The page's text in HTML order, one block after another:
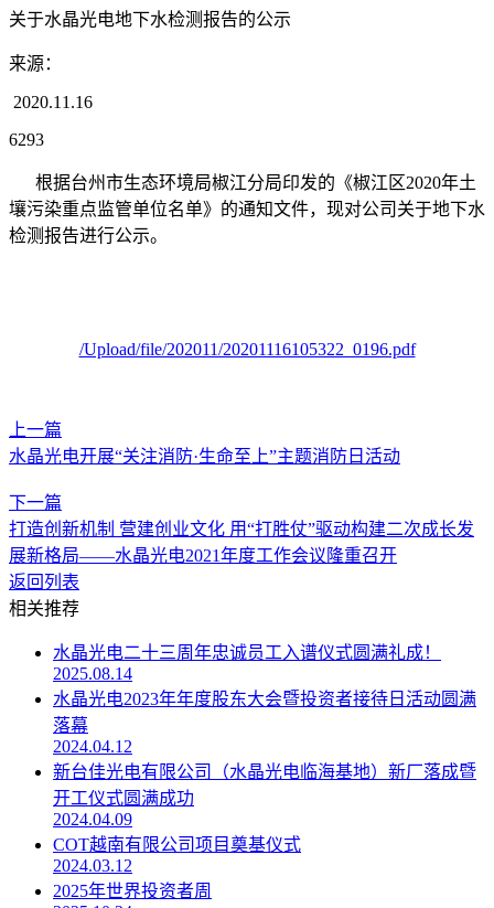
关于水晶光电地下水检测报告的公示
来源：
2020.11.16
6293
根据台州市生态环境局椒江分局印发的《椒江区2020年土
壤污染重点监管单位名单》的通知文件，现对公司关于地下水
检测报告进行公示。
/Upload/file/202011/20201116105322_0196.pdf
上一篇
水晶光电开展“关注消防·生命至上”主题消防日活动
下一篇
打造创新机制 营建创业文化 用“打胜仗”驱动构建二次成长发
展新格局——水晶光电2021年度工作会议隆重召开
返回列表
相关推荐
水晶光电二十三周年忠诚员工入谱仪式圆满礼成！
2025.08.14
水晶光电2023年年度股东大会暨投资者接待日活动圆满
落幕
2024.04.12
新台佳光电有限公司（水晶光电临海基地）新厂落成暨
开工仪式圆满成功
2024.04.09
COT越南有限公司项目奠基仪式
2024.03.12
2025年世界投资者周